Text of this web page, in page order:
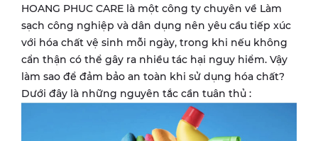
HOANG PHUC CARE là một công ty chuyên về Làm
sạch công nghiệp và dân dụng nên yêu cầu tiếp xúc
với hóa chất vệ sinh mỗi ngày, trong khi nếu không
cẩn thận có thể gây ra nhiều tác hại nguy hiểm. Vậy
làm sao để đảm bảo an toàn khi sử dụng hóa chất?
Dưới đây là những nguyên tắc cần tuân thủ :